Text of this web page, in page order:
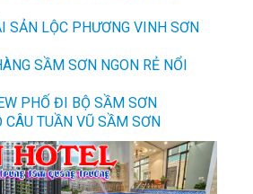
SẢN LỘC PHƯƠNG VINH SƠN
SẦM SƠN NGON RẺ NỔI
PHỐ ĐI BỘ SẦM SƠN
CÂU TUẦN VŨ SẦM SƠN